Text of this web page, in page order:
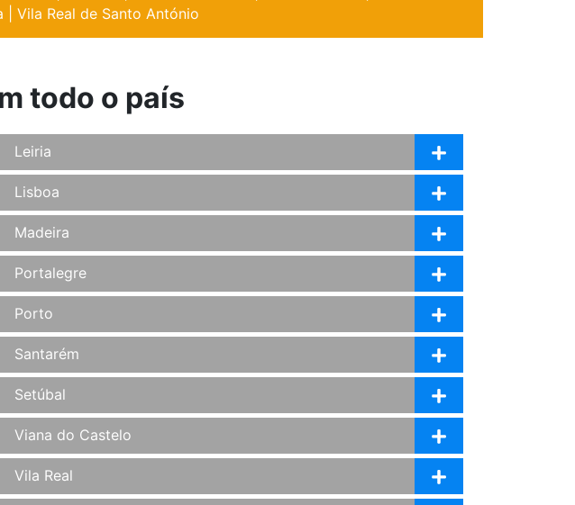
Vila Real de Santo António
todo o país
Leiria
Lisboa
Madeira
Portalegre
Porto
Santarém
Setúbal
Viana do Castelo
Vila Real